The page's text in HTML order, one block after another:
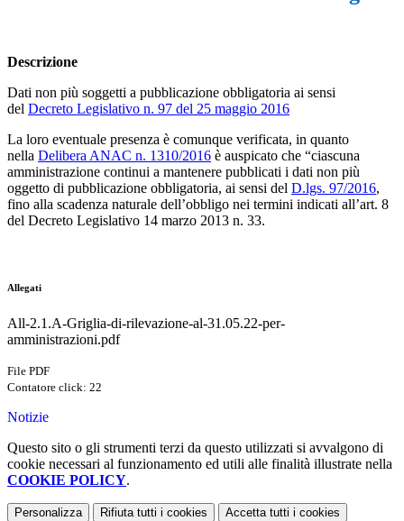
Descrizione
Dati non più soggetti a pubblicazione obbligatoria ai sensi
del Decreto Legislativo n. 97 del 25 maggio 2016
La loro eventuale presenza è comunque verificata, in quanto
nella Delibera ANAC n. 1310/2016 è auspicato che “ciascuna
amministrazione continui a mantenere pubblicati i dati non più
oggetto di pubblicazione obbligatoria, ai sensi del D.lgs. 97/2016,
fino alla scadenza naturale dell’obbligo nei termini indicati all’art. 8
del Decreto Legislativo 14 marzo 2013 n. 33.
Allegati
All-2.1.A-Griglia-di-rilevazione-al-31.05.22-per-
amministrazioni.pdf
File PDF
Contatore click: 22
Notizie
Questo sito o gli strumenti terzi da questo utilizzati si avvalgono di
cookie necessari al funzionamento ed utili alle finalità illustrate nella
COOKIE POLICY.
Personalizza Rifiuta tutti i cookies Accetta tutti i cookies